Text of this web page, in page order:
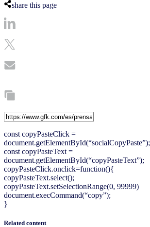
share this page
const copyPasteClick =
document.getElementById(“socialCopyPaste”);
const copyPasteText =
document.getElementById(“copyPasteText”);
copyPasteClick.onclick=function(){
copyPasteText.select();
copyPasteText.setSelectionRange(0, 99999)
document.execCommand(“copy”);
}
Related content